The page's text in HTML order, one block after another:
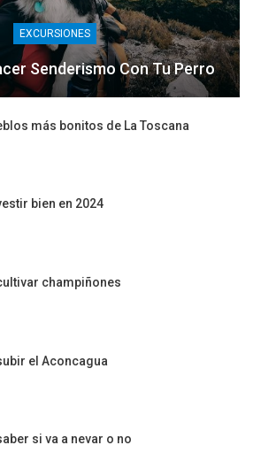
EXCURSIONES
Senderismo Con Tu Perro
más bonitos de La Toscana
bien en 2024
champiñones
el Aconcagua
si va a nevar o no